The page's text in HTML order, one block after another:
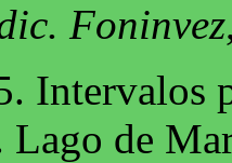
Foninvez
Intervalos
Lago de